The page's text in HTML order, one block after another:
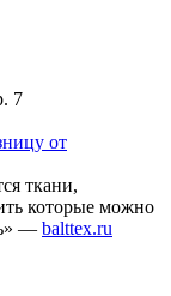
7
от
ткани,
которые можно
— balttex.ru